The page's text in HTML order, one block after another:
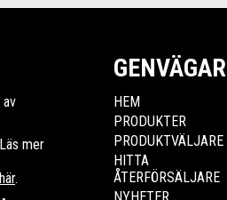
av
mer
här.
GENVÄGAR
HEM
PRODUKTER
PRODUKTVÄLJARE
HITTA
ÅTERFÖRSÄLJARE